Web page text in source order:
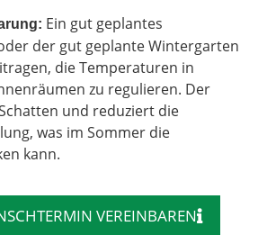
Ein gut geplantes
der gut geplante Wintergarten
die Temperaturen in
zu regulieren. Der
und reduziert die
was im Sommer die
kann.
VEREINBAREN